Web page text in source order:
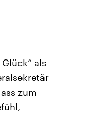
als
zum